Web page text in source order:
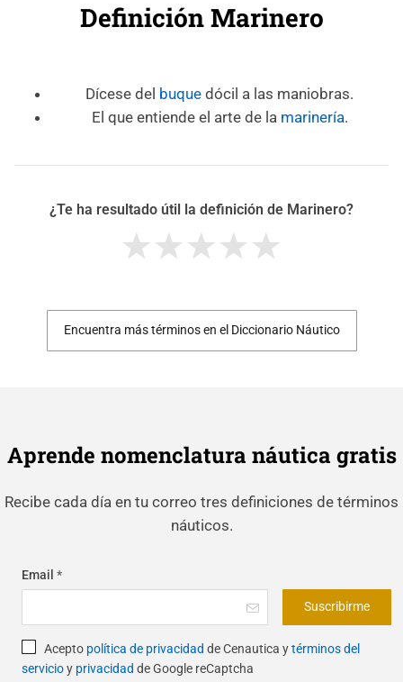
Definición Marinero
Dícese del buque dócil a las maniobras.
El que entiende el arte de la marinería.
¿Te ha resultado útil la definición de Marinero?
Encuentra más términos en el Diccionario Náutico
Aprende nomenclatura náutica gratis
Recibe cada día en tu correo tres definiciones de términos
náuticos.
Email *
Suscribirme
Acepto política de privacidad de Cenautica ytérminos del
servicioy privacidad de Google reCaptcha